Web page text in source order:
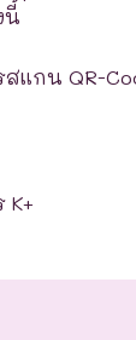
นี้
แกน QR-
K+